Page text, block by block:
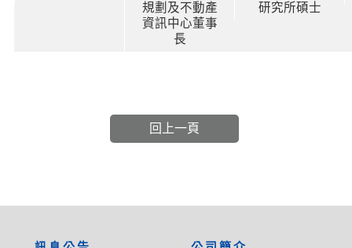
規劃及不動產
資訊中心董事
長
研究所碩士
回上一頁